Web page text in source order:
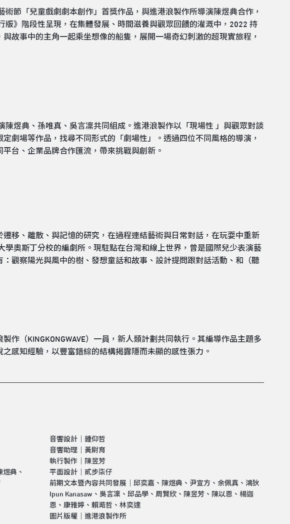
術節「兒童戲劇劇本創作」首獎作品，與進港浪製作所導演陳煜典合作，
》階段性呈現，在集體發展、時間滋養與觀眾回饋的灌溉中，2022 持
故事中的主角一起乘坐想像的船隻，展開一場奇幻刺激的超現實旅程，
煜典、孫唯真、吳言凜共同組成。進港浪製作以「現場性 」與觀眾對談
劇場等作品，找尋不同形式的「劇場性」。透過四位不同風格的導演，
台、企業品牌合作匯流，帶來挑戰與創新。
移、離散、與記憶的研究，在過程連結藝術與日常對話，在玩耍中重新
奧斯丁分校的編劇所。現駐點在台灣和線上世界，曾是國際兒少表演藝
觀察陽光與風中的樹、發想童話和故事、設計提問跟對話活動、和（聽
作（KINGKONGWAVE）一員，新人類計劃共同執行。其編導作品主題多
感知經驗，以豐富錯綜的結構揭露隱而未顯的感性張力。
典、
音響設計｜鍾仰哲
音響助理｜黃尉育
執行製作｜陳昱芳
平面設計｜貳步柒仔
前期文本暨內容共同發展｜邱奕嘉、陳煜典、尹宣方、余佩真、鴻狄
Ipun Kanasaw、吳言凜、邱品學、周賢欣、陳昱芳、陳以恩、楊迦
恩、康雅婷、賴澔哲、林奕達
圖片版權｜進港浪製作所